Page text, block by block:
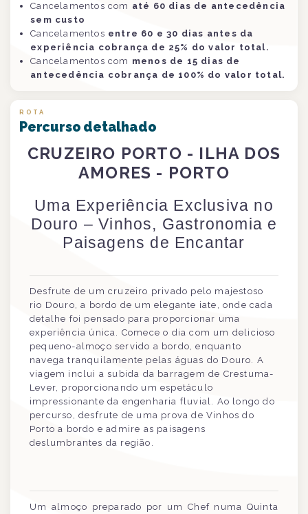
Cancelamentos com até 60 dias de antecedência
sem custo
Cancelamentos entre 60 e 30 dias antes da
experiência cobrança de 25% do valor total.
Cancelamentos com menos de 15 dias de
antecedência cobrança de 100% do valor total.
ROTA
Percurso detalhado
CRUZEIRO PORTO - ILHA DOS
AMORES - PORTO
Uma Experiência Exclusiva no
Douro – Vinhos, Gastronomia e
Paisagens de Encantar
Desfrute de um cruzeiro privado pelo majestoso
rio Douro, a bordo de um elegante iate, onde cada
detalhe foi pensado para proporcionar uma
experiência única. Comece o dia com um delicioso
pequeno-almoço servido a bordo, enquanto
navega tranquilamente pelas águas do Douro. A
viagem inclui a subida da barragem de Crestuma-
Lever, proporcionando um espetáculo
impressionante da engenharia fluvial. Ao longo do
percurso, desfrute de uma prova de Vinhos do
Porto a bordo e admire as paisagens
deslumbrantes da região.
Um almoço preparado por um Chef numa Quinta